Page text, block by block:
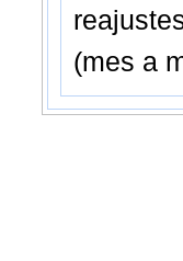
(mes a